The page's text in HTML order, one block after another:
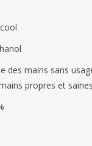
des mains sans
propres et